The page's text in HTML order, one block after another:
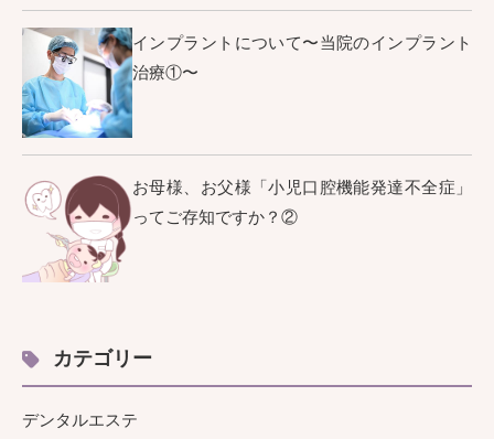
インプラントについて〜当院のインプラント
治療①〜
お母様、お父様「小児口腔機能発達不全症」
ってご存知ですか？②
カテゴリー
デンタルエステ